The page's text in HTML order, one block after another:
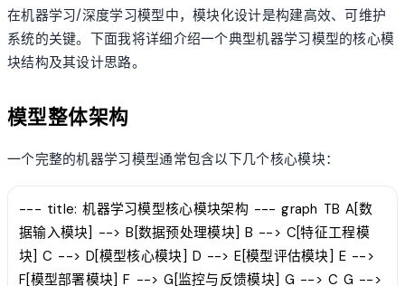
在机器学习/深度学习模型中，模块化设计是构建高效、可维护
系统的关键。下面我将详细介绍一个典型机器学习模型的核心模
块结构及其设计思路。
模型整体架构
一个完整的机器学习模型通常包含以下几个核心模块：
--- title: 机器学习模型核心模块架构 --- graph TB A[数
据输入模块] --> B[数据预处理模块] B --> C[特征工程模
块] C --> D[模型核心模块] D --> E[模型评估模块] E -->
F[模型部署模块] F --> G[监控与反馈模块] G --> C G -->